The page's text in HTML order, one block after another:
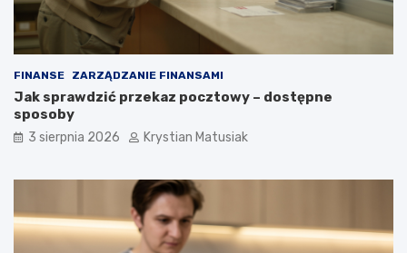
FINANSE ZARZĄDZANIE FINANSAMI
Jak sprawdzić przekaz pocztowy – dostępne
sposoby
3 sierpnia 2026 Krystian Matusiak